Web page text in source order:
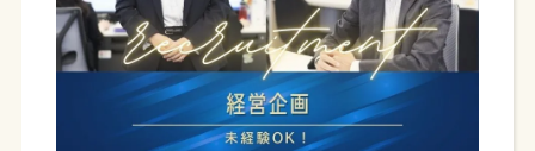
仕事ではありません。
情報整理や資料作成、社内調整の経験を活かしな
がら、新しいツールや仕組みづくりに少しずつ関わ
っていただけます。
仕事内容